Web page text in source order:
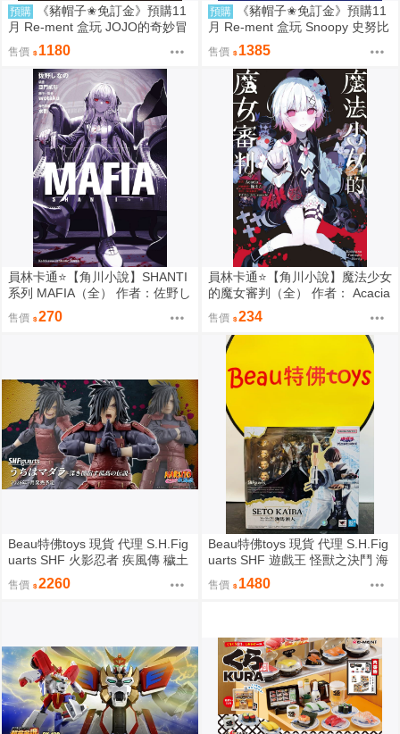
預購
《豬帽子✬免訂金》預購11
月 Re-ment 盒玩 JOJO的奇妙冒
險 服裝精品店 黃金之風 中盒6入
0816
售價 1180
預購
《豬帽子✬免訂金》預購11
月 Re-ment 盒玩 Snoopy 史努比
悠閒座椅場景 中盒6入 0816
售價 1385
員林卡通⭐️【角川小說】SHANTI
系列 MAFIA（全） 作者：佐野し
なの (附尼采書套)
售價 270
員林卡通⭐️【角川小說】魔法少女
的魔女審判（全） 作者： Acacia
(附尼采書套)
售價 234
Beau特佛toys 現貨 代理 S.H.Fig
uarts SHF 火影忍者 疾風傳 穢土
轉身 宇智波斑 0209
售價 2260
Beau特佛toys 現貨 代理 S.H.Fig
uarts SHF 遊戲王 怪獸之決鬥 海
馬瀬人 0209
售價 1480